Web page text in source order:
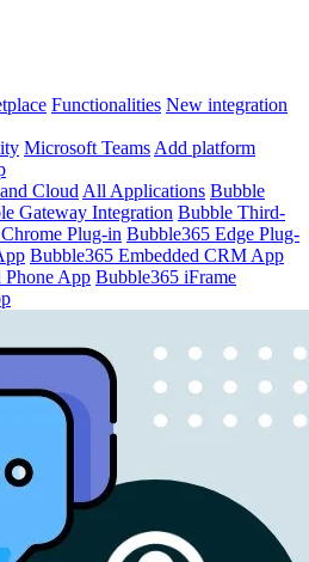
Functionalities New integration
Microsoft Teams Add platform
Cloud All Applications Bubble
Gateway Integration Bubble Third-
Plug-in Bubble365 Edge Plug-
Bubble365 Embedded CRM App
Phone App Bubble365 iFrame